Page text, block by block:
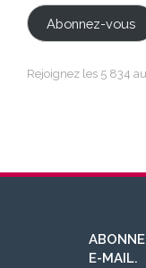
mail
Abonnez-vous
Rejoignez les 5 834
E-MAIL.